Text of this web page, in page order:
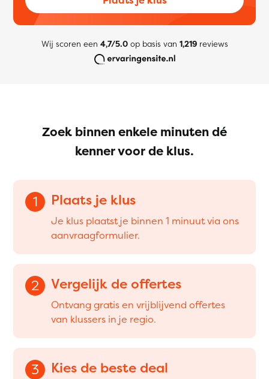
Wij scoren een 4,7/5.0op basis van 1,219reviews
Zoek binnen enkele minuten dé
kenner voor de klus.
1 Plaats je klus
Je klus plaatst je binnen 1 minuut via ons
aanvraagformulier.
2 Vergelijk de offertes
Ontvang gratis en vrijblijvend offertes
van klussers in je regio.
3 Kies de beste deal